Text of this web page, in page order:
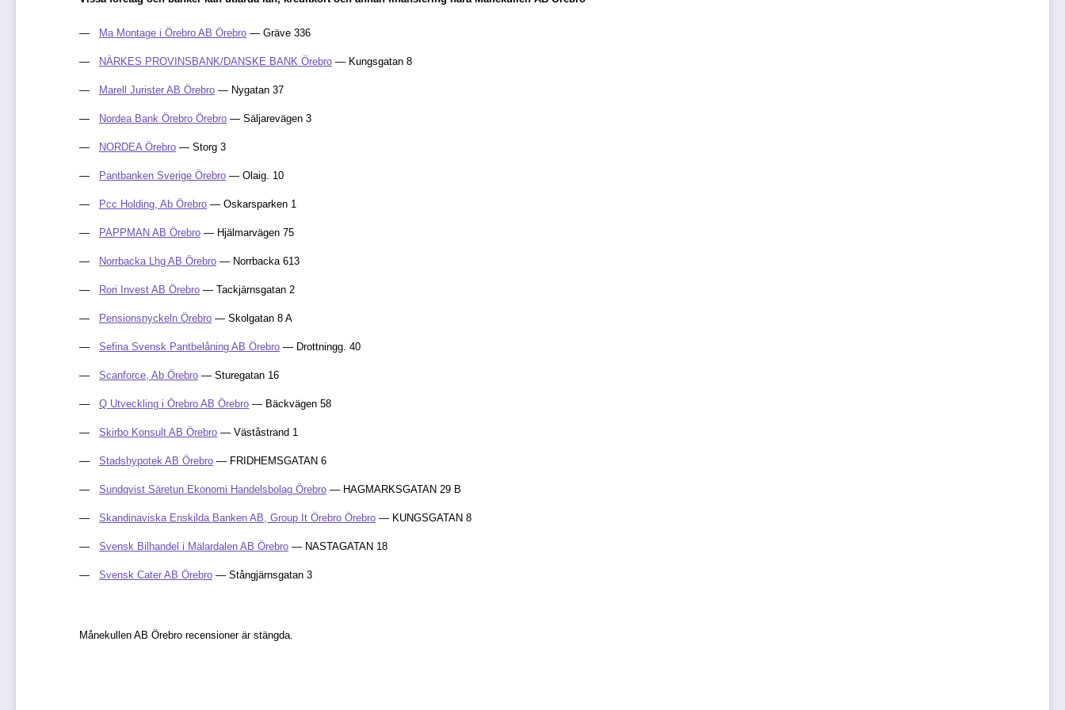
Ma Montage i Örebro AB Örebro — Gräve 336
NÄRKES PROVINSBANK/DANSKE BANK Örebro — Kungsgatan 8
Marell Jurister AB Örebro — Nygatan 37
Nordea Bank Örebro Örebro — Säljarevägen 3
NORDEA Örebro — Storg 3
Pantbanken Sverige Örebro — Olaig. 10
Pcc Holding, Ab Örebro — Oskarsparken 1
PAPPMAN AB Örebro — Hjälmarvägen 75
Norrbacka Lhg AB Örebro — Norrbacka 613
Rori Invest AB Örebro — Tackjärnsgatan 2
Pensionsnyckeln Örebro — Skolgatan 8 A
Sefina Svensk Pantbelåning AB Örebro — Drottningg. 40
Scanforce, Ab Örebro — Sturegatan 16
Q Utveckling i Örebro AB Örebro — Bäckvägen 58
Skirbo Konsult AB Örebro — Väståstrand 1
Stadshypotek AB Örebro — FRIDHEMSGATAN 6
Sundqvist Säretun Ekonomi Handelsbolag Örebro — HAGMARKSGATAN 29 B
Skandinaviska Enskilda Banken AB, Group It Örebro Örebro — KUNGSGATAN 8
Svensk Bilhandel i Mälardalen AB Örebro — NASTAGATAN 18
Svensk Cater AB Örebro — Stångjärnsgatan 3
Månekullen AB Örebro recensioner är stängda.